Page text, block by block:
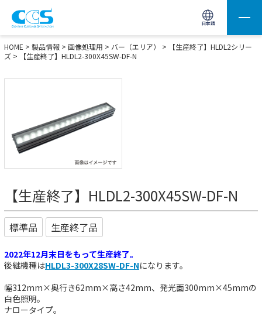
日本語
画像処理用の製品検索 サイト内検索(Enterで実行)
HOME > 製品情報 > 画像処理用 > バー（エリア） >
【生産終了】HLDL2シリー
ズ > 【生産終了】HLDL2-300X45SW-DF-N
【生産終了】HLDL2-300X45SW-DF-N
標準品 生産終了品
2022年12月末日をもって生産終了。
後継機種はHLDL3-300X28SW-DF-Nになります。
幅312mm×奥行き62mm×高さ42mm、発光面300mm×45mmの
白色照明。
ナロータイプ。